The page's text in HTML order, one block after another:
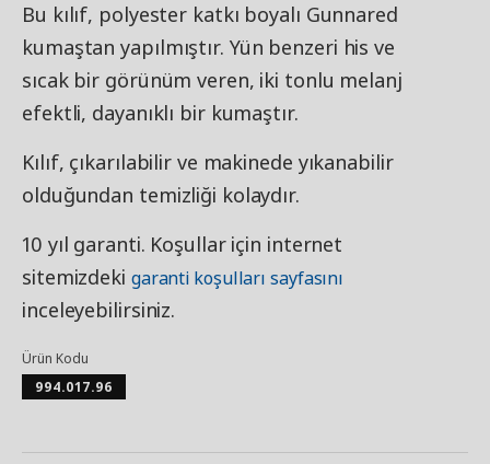
Bu kılıf, polyester katkı boyalı Gunnared
kumaştan yapılmıştır. Yün benzeri his ve
sıcak bir görünüm veren, iki tonlu melanj
efektli, dayanıklı bir kumaştır.
Kılıf, çıkarılabilir ve makinede yıkanabilir
olduğundan temizliği kolaydır.
10 yıl garanti. Koşullar için internet
sitemizdeki garanti koşulları sayfasını
inceleyebilirsiniz.
Ürün Kodu
994.017.96